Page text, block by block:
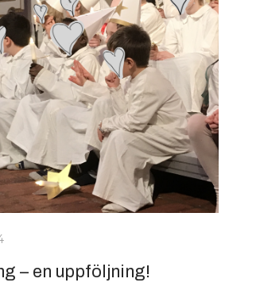
– en uppföljning!